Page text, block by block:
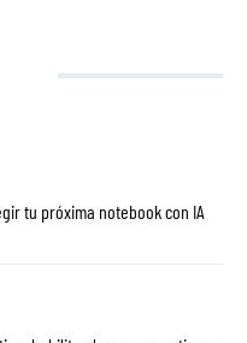
tu próxima notebook con IA